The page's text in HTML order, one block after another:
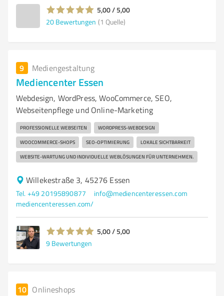
5,00 / 5,00
20 Bewertungen (1 Quelle)
9 Mediengestaltung
Mediencenter Essen
Webdesign, WordPress, WooCommerce, SEO,
Webseitenpflege und Online-Marketing
PROFESSIONELLE WEBSEITEN WORDPRESS-WEBDESIGN
WOOCOMMERCE-SHOPS SEO-OPTIMIERUNG LOKALE SICHTBARKEIT
WEBSITE-WARTUNG UND INDIVIDUELLE WEBLÖSUNGEN FÜR UNTERNEHMEN.
Willekestraße 3, 45276 Essen
Tel. +49 20195890877
info@mediencenteressen.com
mediencenteressen.com/
5,00 / 5,00
9 Bewertungen
10 Onlineshops